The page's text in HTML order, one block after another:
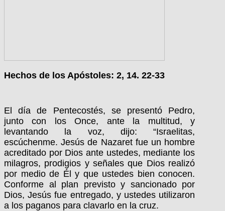
Hechos de los Apóstoles: 2, 14. 22-33
El día de Pentecostés, se presentó Pedro,
junto con los Once, ante la multitud, y
levantando la voz, dijo: “Israelitas,
escúchenme. Jesús de Nazaret fue un hombre
acreditado por Dios ante ustedes, mediante los
milagros, prodigios y señales que Dios realizó
por medio de Él y que ustedes bien conocen.
Conforme al plan previsto y sancionado por
Dios, Jesús fue entregado, y ustedes utilizaron
a los paganos para clavarlo en la cruz.